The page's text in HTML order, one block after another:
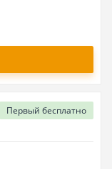
Первый бесплатно